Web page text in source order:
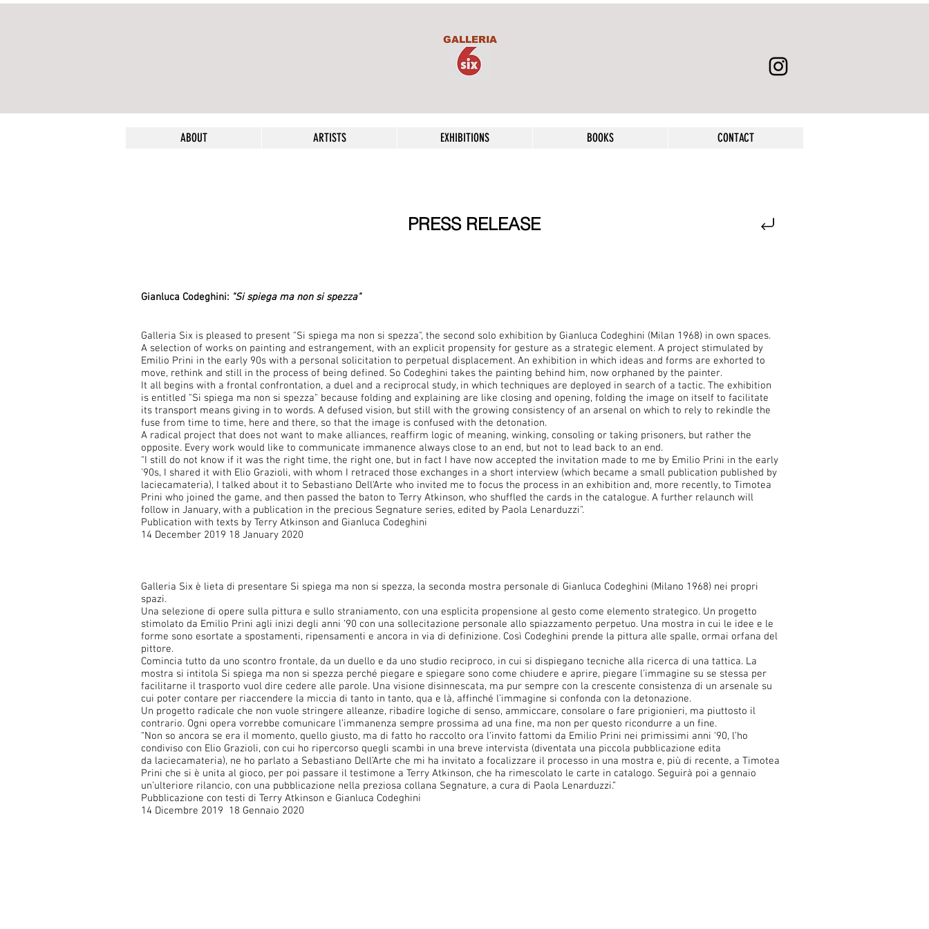
GALLERIA
ABOUT ARTISTS EXHIBITIONS BOOKS CONTACT
PRESS RELEASE
Gianluca Codeghini: "Si spiega ma non si spezza"
Galleria Six is pleased to present "Si spiega ma non si spezza", the second solo exhibition by Gianluca Codeghini (Milan 1968) in own spaces.
A selection of works on painting and estrangement, with an explicit propensity for gesture as a strategic element. A project stimulated by
Emilio Prini in the early 90s with a personal solicitation to perpetual displacement. An exhibition in which ideas and forms are exhorted to
move, rethink and still in the process of being defined. So Codeghini takes the painting behind him, now orphaned by the painter.
It all begins with a frontal confrontation, a duel and a reciprocal study, in which techniques are deployed in search of a tactic. The exhibition
is entitled "Si spiega ma non si spezza" because folding and explaining are like closing and opening, folding the image on itself to facilitate
its transport means giving in to words. A defused vision, but still with the growing consistency of an arsenal on which to rely to rekindle the
fuse from time to time, here and there, so that the image is confused with the detonation.
A radical project that does not want to make alliances, reaffirm logic of meaning, winking, consoling or taking prisoners, but rather the
opposite. Every work would like to communicate immanence always close to an end, but not to lead back to an end.
"I still do not know if it was the right time, the right one, but in fact I have now accepted the invitation made to me by Emilio Prini in the early
'90s, I shared it with Elio Grazioli, with whom I retraced those exchanges in a short interview (which became a small publication published by
laciecamateria), I talked about it to Sebastiano Dell'Arte who invited me to focus the process in an exhibition and, more recently, to Timotea
Prini who joined the game, and then passed the baton to Terry Atkinson, who shuffled the cards in the catalogue. A further relaunch will
follow in January, with a publication in the precious Segnature series, edited by Paola Lenarduzzi".
Publication with texts by Terry Atkinson and Gianluca Codeghini
14 December 2019 18 January 2020
Galleria Six è lieta di presentare Si spiega ma non si spezza, la seconda mostra personale di Gianluca Codeghini (Milano 1968) nei propri
spazi.
Una selezione di opere sulla pittura e sullo straniamento, con una esplicita propensione al gesto come elemento strategico. Un progetto
stimolato da Emilio Prini agli inizi degli anni ’90 con una sollecitazione personale allo spiazzamento perpetuo. Una mostra in cui le idee e le
forme sono esortate a spostamenti, ripensamenti e ancora in via di definizione. Così Codeghini prende la pittura alle spalle, ormai orfana del
pittore.
Comincia tutto da uno scontro frontale, da un duello e da uno studio reciproco, in cui si dispiegano tecniche alla ricerca di una tattica. La
mostra si intitola Si spiega ma non si spezza perché piegare e spiegare sono come chiudere e aprire, piegare l’immagine su se stessa per
facilitarne il trasporto vuol dire cedere alle parole. Una visione disinnescata, ma pur sempre con la crescente consistenza di un arsenale su
cui poter contare per riaccendere la miccia di tanto in tanto, qua e là, affinché l’immagine si confonda con la detonazione.
Un progetto radicale che non vuole stringere alleanze, ribadire logiche di senso, ammiccare, consolare o fare prigionieri, ma piuttosto il
contrario. Ogni opera vorrebbe comunicare l’immanenza sempre prossima ad una fine, ma non per questo ricondurre a un fine.
“Non so ancora se era il momento, quello giusto, ma di fatto ho raccolto ora l’invito fattomi da Emilio Prini nei primissimi anni ‘90, l’ho
condiviso con Elio Grazioli, con cui ho ripercorso quegli scambi in una breve intervista (diventata una piccola pubblicazione edita
da laciecamateria), ne ho parlato a Sebastiano Dell’Arte che mi ha invitato a focalizzare il processo in una mostra e, più di recente, a Timotea
Prini che si è unita al gioco, per poi passare il testimone a Terry Atkinson, che ha rimescolato le carte in catalogo. Seguirà poi a gennaio
un’ulteriore rilancio, con una pubblicazione nella preziosa collana Segnature, a cura di Paola Lenarduzzi.”
Pubblicazione con testi di Terry Atkinson e Gianluca Codeghini
14 Dicembre 2019 18 Gennaio 2020